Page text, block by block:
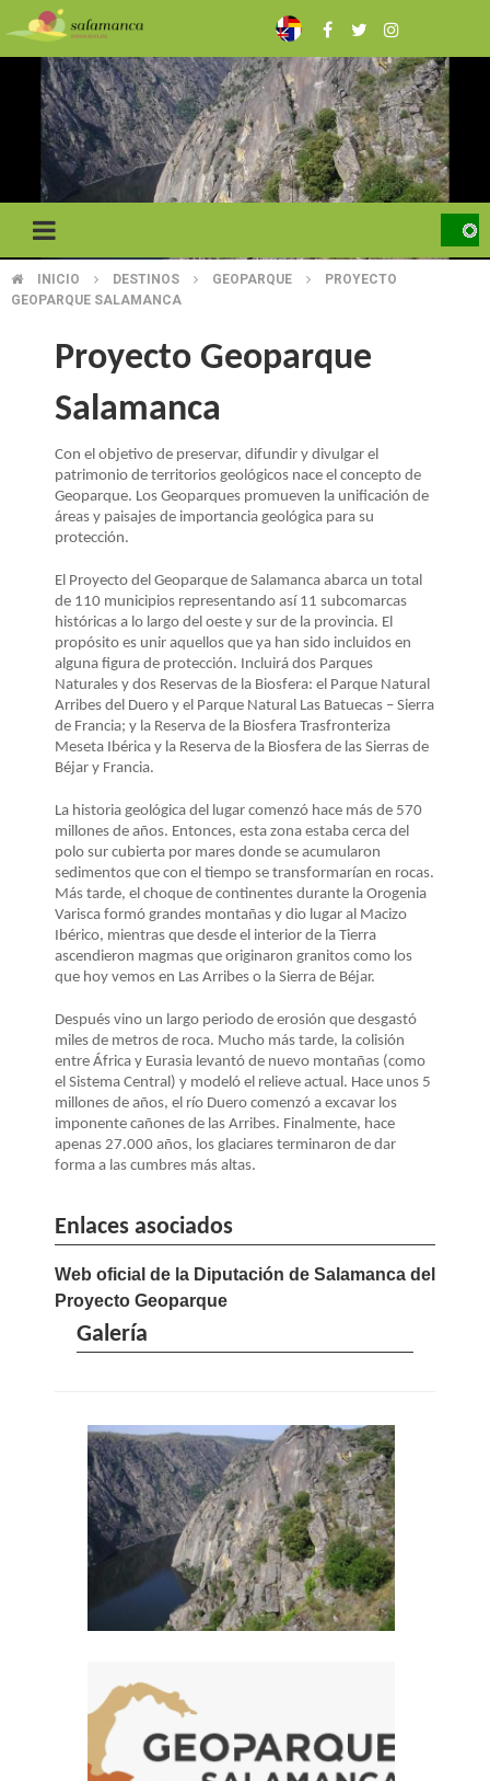
Pasar
al
contenido
principal
SOBRESCRIBIR
AYUDA
NAVEGACIÓN
INICIO DESTINOS GEOPARQUE
PROYECTO
GEOPARQUE SALAMANCA
Proyecto Geoparque
Salamanca
Con el objetivo de preservar, difundir y divulgar el
patrimonio de territorios geológicos nace el concepto de
Geoparque. Los Geoparques promueven la unificación de
áreas y paisajes de importancia geológica para su
protección.
El Proyecto del Geoparque de Salamanca abarca un total
de 110 municipios representando así 11 subcomarcas
históricas a lo largo del oeste y sur de la provincia. El
propósito es unir aquellos que ya han sido incluidos en
alguna figura de protección. Incluirá dos Parques
Naturales y dos Reservas de la Biosfera: el Parque Natural
Arribes del Duero y el Parque Natural Las Batuecas – Sierra
de Francia; y la Reserva de la Biosfera Trasfronteriza
Meseta Ibérica y la Reserva de la Biosfera de las Sierras de
Béjar y Francia.
La historia geológica del lugar comenzó hace más de 570
millones de años. Entonces, esta zona estaba cerca del
polo sur cubierta por mares donde se acumularon
sedimentos que con el tiempo se transformarían en rocas.
Más tarde, el choque de continentes durante la Orogenia
Varisca formó grandes montañas y dio lugar al Macizo
Ibérico, mientras que desde el interior de la Tierra
ascendieron magmas que originaron granitos como los
que hoy vemos en Las Arribes o la Sierra de Béjar.
Después vino un largo periodo de erosión que desgastó
miles de metros de roca. Mucho más tarde, la colisión
entre África y Eurasia levantó de nuevo montañas (como
el Sistema Central) y modeló el relieve actual. Hace unos 5
millones de años, el río Duero comenzó a excavar los
imponente cañones de las Arribes. Finalmente, hace
apenas 27.000 años, los glaciares terminaron de dar
forma a las cumbres más altas.
Enlaces asociados
Web oficial de la Diputación de Salamanca del
Proyecto Geoparque
Galería